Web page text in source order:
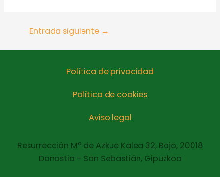
Entrada siguiente →
Política de privacidad
Política de cookies
Aviso legal
Resurrección Mª de Azkue Kalea 32, Bajo, 20018
Donostia - San Sebastián, Gipuzkoa